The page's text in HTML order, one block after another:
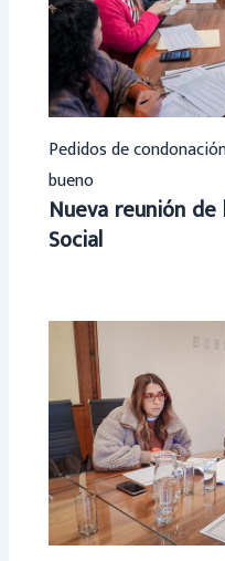
Pedidos de
bueno
Nueva reunión
Social